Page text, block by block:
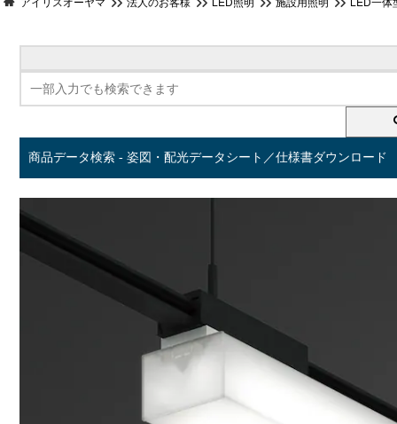
商品データ検索 - 姿図・配光データシート／仕様書ダウンロード